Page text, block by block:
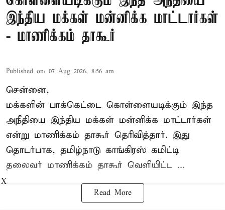
இந்திய மக்கள் மன்னிக்க மாட்டார்கள்
- மாணிக்கம் தாகூர்
Published on: 07 Aug 2026, 8:56 am
சென்னை,
மக்களின் பாக்கெட்டை கொள்ளையடிக்கும் இந்த
அநீதியை இந்திய மக்கள் மன்னிக்க மாட்டார்கள்
என்று மாணிக்கம் தாகூர் தெரிவித்தார். இது
தொடர்பாக, தமிழ்நாடு காங்கிரஸ் கமிட்டி
தலைவர் மாணிக்கம் தாகூர் வெளியிட்ட ...
Read More
X